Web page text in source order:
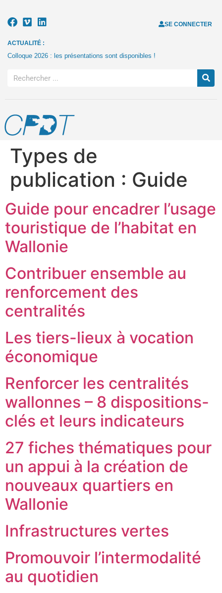
SE CONNECTER
ACTUALITÉ :
Colloque 2026 : les présentations sont disponibles !
Types de
publication : Guide
Guide pour encadrer l’usage
touristique de l’habitat en
Wallonie
Contribuer ensemble au
renforcement des
centralités
Les tiers-lieux à vocation
économique
Renforcer les centralités
wallonnes – 8 dispositions-
clés et leurs indicateurs
27 fiches thématiques pour
un appui à la création de
nouveaux quartiers en
Wallonie
Infrastructures vertes
Promouvoir l’intermodalité
au quotidien